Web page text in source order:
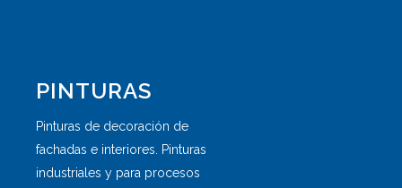
PINTURAS
Pinturas de decoración de
fachadas e interiores. Pinturas
industriales y para procesos